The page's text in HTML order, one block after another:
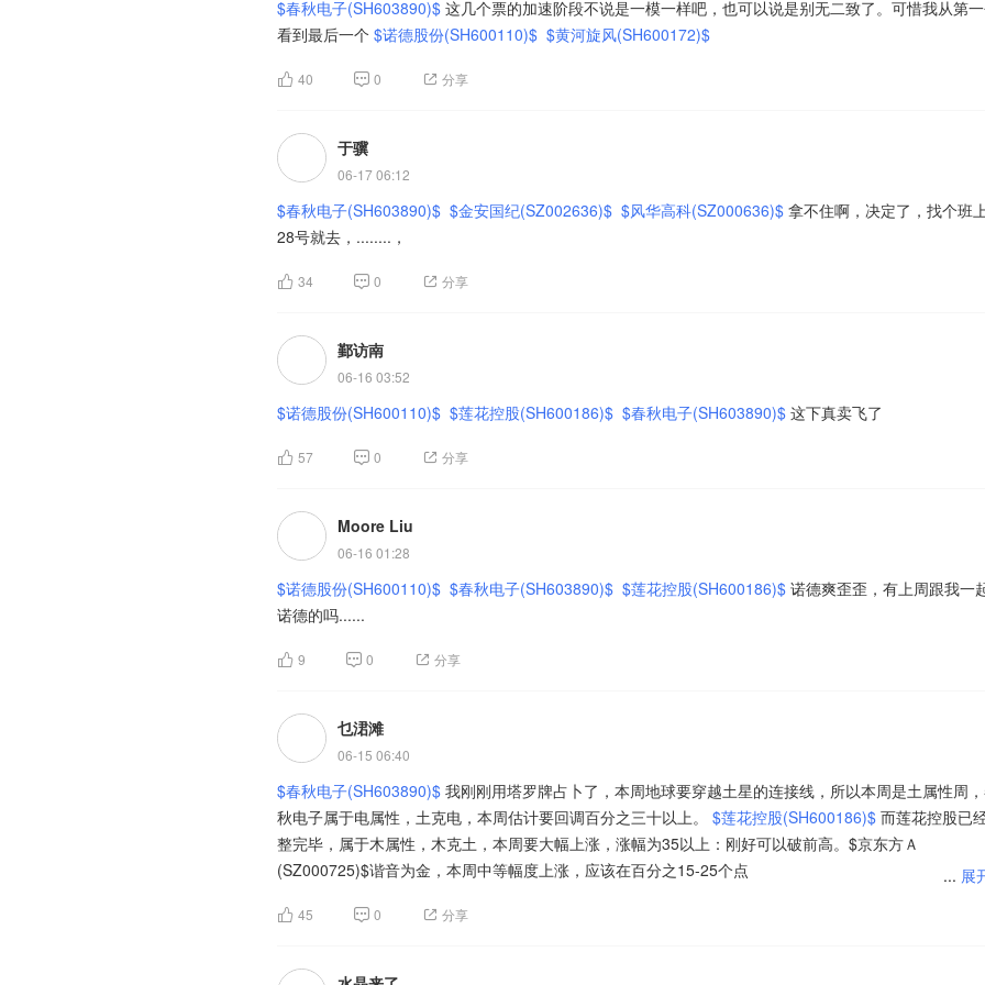
$春秋电子(SH603890)$ 这几个票的加速阶段不说是一模一样吧，也可以说是别无二致了。可惜我从第
看到最后一个 $诺德股份(SH600110)$ $黄河旋风(SH600172)$
40 0 分享
于骥
06-17 06:12
$春秋电子(SH603890)$ $金安国纪(SZ002636)$ $风华高科(SZ000636)$ 拿不住啊，决定了，找个班
28号就去，........，
34 0 分享
鄞访南
06-16 03:52
$诺德股份(SH600110)$ $莲花控股(SH600186)$ $春秋电子(SH603890)$ 这下真卖飞了
57 0 分享
Moore Liu
06-16 01:28
$诺德股份(SH600110)$ $春秋电子(SH603890)$ $莲花控股(SH600186)$ 诺德爽歪歪，有上周跟我一
诺德的吗......
9 0 分享
乜涒滩
06-15 06:40
$春秋电子(SH603890)$ 我刚刚用塔罗牌占卜了，本周地球要穿越土星的连接线，所以本周是土属性周
秋电子属于电属性，土克电，本周估计要回调百分之三十以上。
$莲花控股(SH600186)$ 而莲花控股已
整完毕，属于木属性，木克土，本周要大幅上涨，涨幅为35以上：刚好可以破前高。$京东方Ａ
(SZ000725)$谐音为金，本周中等幅度上涨，应该在百分之15-25个点
... 展
45 0 分享